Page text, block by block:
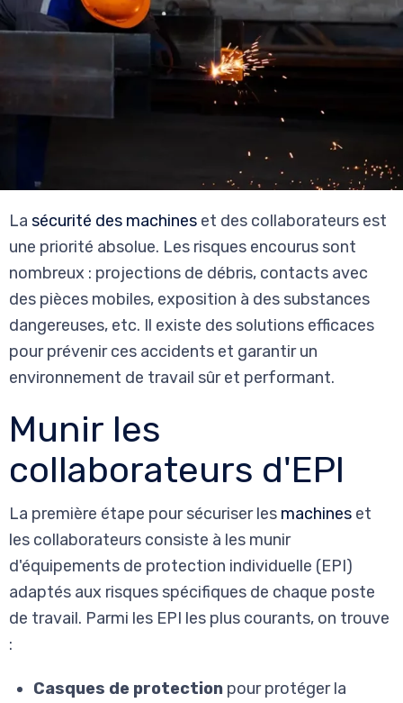
La sécurité des machines et des collaborateurs est
une priorité absolue. Les risques encourus sont
nombreux : projections de débris, contacts avec
des pièces mobiles, exposition à des substances
dangereuses, etc. Il existe des solutions efficaces
pour prévenir ces accidents et garantir un
environnement de travail sûr et performant.
Munir les
collaborateurs d'EPI
La première étape pour sécuriser les machines et
les collaborateurs consiste à les munir
d'équipements de protection individuelle (EPI)
adaptés aux risques spécifiques de chaque poste
de travail. Parmi les EPI les plus courants, on trouve
:
Casques de protection pour protéger la